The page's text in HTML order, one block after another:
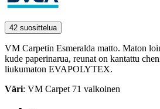
42 suosittelua
VM Carpetin Esmeralda matto. Maton
kude paperinarua, reunat on kantattu
liukumaton EVAPOLYTEX.
Väri: VM Carpet 71 valkoinen